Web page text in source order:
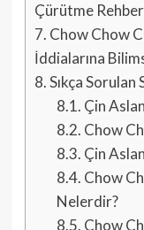
Çürütme
7. Chow Chow
İddialarına
8.Sıkça Sorulan
8.1. Çin
8.2. Chow
8.3. Çin
8.4. Chow
Nelerdir?
8.5. Chow